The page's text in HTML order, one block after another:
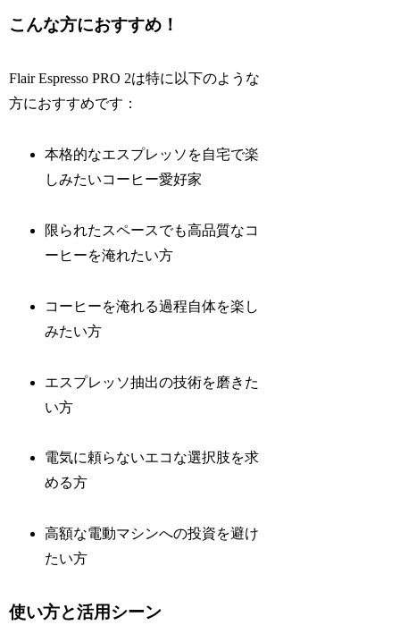
こんな方におすすめ！
Flair Espresso PRO 2は特に以下のような
方におすすめです：
本格的なエスプレッソを自宅で楽
しみたいコーヒー愛好家
限られたスペースでも高品質なコ
ーヒーを淹れたい方
コーヒーを淹れる過程自体を楽し
みたい方
エスプレッソ抽出の技術を磨きた
い方
電気に頼らないエコな選択肢を求
める方
高額な電動マシンへの投資を避け
たい方
使い方と活用シーン